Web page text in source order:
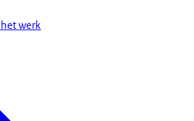
werk